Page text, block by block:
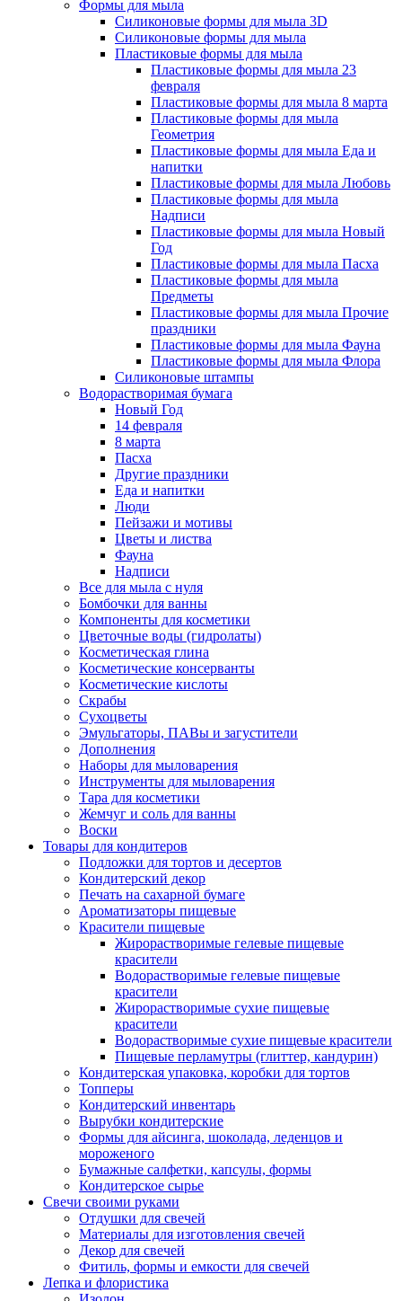
Формы для мыла
Силиконовые формы для мыла 3D
Силиконовые формы для мыла
Пластиковые формы для мыла
Пластиковые формы для мыла 23
февраля
Пластиковые формы для мыла 8 марта
Пластиковые формы для мыла
Геометрия
Пластиковые формы для мыла Еда и
напитки
Пластиковые формы для мыла Любовь
Пластиковые формы для мыла
Надписи
Пластиковые формы для мыла Новый
Год
Пластиковые формы для мыла Пасха
Пластиковые формы для мыла
Предметы
Пластиковые формы для мыла Прочие
праздники
Пластиковые формы для мыла Фауна
Пластиковые формы для мыла Флора
Силиконовые штампы
Водорастворимая бумага
Новый Год
14 февраля
8 марта
Пасха
Другие праздники
Еда и напитки
Люди
Пейзажи и мотивы
Цветы и листва
Фауна
Надписи
Все для мыла с нуля
Бомбочки для ванны
Компоненты для косметики
Цветочные воды (гидролаты)
Косметическая глина
Косметические консерванты
Косметические кислоты
Скрабы
Сухоцветы
Эмульгаторы, ПАВы и загустители
Дополнения
Наборы для мыловарения
Инструменты для мыловарения
Тара для косметики
Жемчуг и соль для ванны
Воски
Товары для кондитеров
Подложки для тортов и десертов
Кондитерский декор
Печать на сахарной бумаге
Ароматизаторы пищевые
Красители пищевые
Жирорастворимые гелевые пищевые
красители
Водорастворимые гелевые пищевые
красители
Жирорастворимые сухие пищевые
красители
Водорастворимые сухие пищевые красители
Пищевые перламутры (глиттер, кандурин)
Кондитерская упаковка, коробки для тортов
Топперы
Кондитерский инвентарь
Вырубки кондитерские
Формы для айсинга, шоколада, леденцов и
мороженого
Бумажные салфетки, капсулы, формы
Кондитерское сырье
Свечи своими руками
Отдушки для свечей
Материалы для изготовления свечей
Декор для свечей
Фитиль, формы и емкости для свечей
Лепка и флористика